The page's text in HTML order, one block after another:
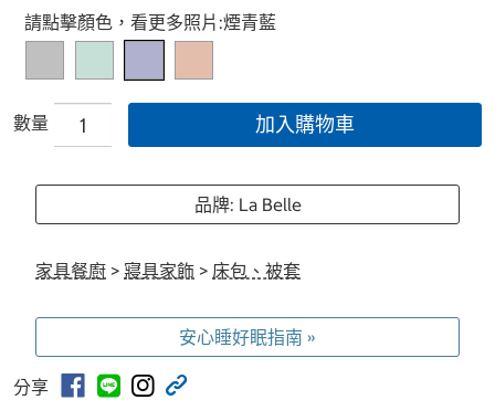
Select product
請點擊顏色，看更多照片:煙青藍
數量 加入購物車
品牌: La Belle
家具餐廚 > 寢具家飾 > 床包、被套
安心睡好眠指南 »
分享